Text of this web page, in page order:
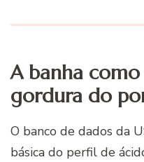
A banha
gordura do
O banco de dados da
básica do perfil de